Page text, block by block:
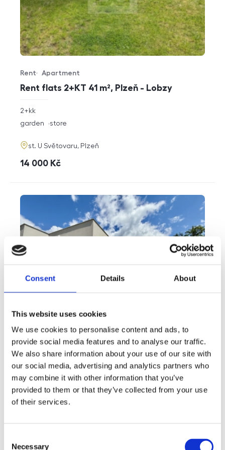
Consent Details About
This website uses cookies
We use cookies to personalise content and ads, to
provide social media features and to analyse our traffic.
We also share information about your use of our site with
our social media, advertising and analytics partners who
may combine it with other information that you’ve
provided to them or that they’ve collected from your use
of their services.
Necessary
Rent flats 2+KT 41 m², Plzeň - Lobzy
Offer type
Rent
Property type
Apartment
rozměry
disposition
2+kk
funkce
garden store
adresa
st. U Světovaru, Plzeň
cena
14 000 Kč
Sale houses Family, 181 m² - Unhošť
Offer type
Sale
Property type
House
Virtuální prohlídka
360° video
rozměry
Family
funkce
garge terrace
cena
15 500 000